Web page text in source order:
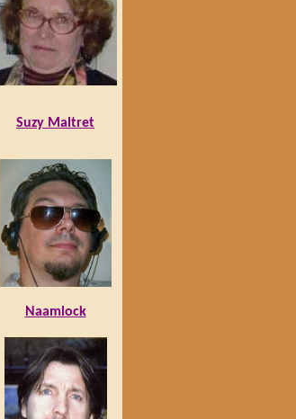
Suzy Maltret
Naamlock